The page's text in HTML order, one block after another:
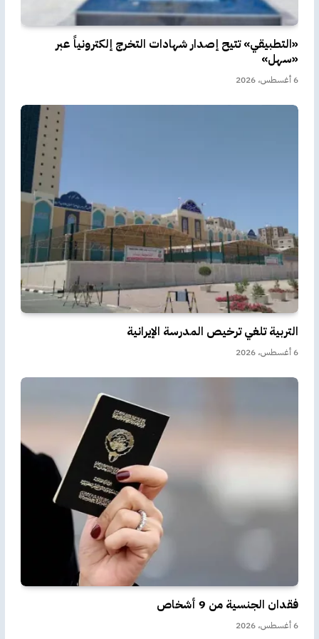
«التطبيقي» تتيح إصدار شهادات التخرج إلكترونياً عبر
«سهل»
6 أغسطس، 2026
التربية تلغي ترخيص المدرسة الإيرانية
6 أغسطس، 2026
فقدان الجنسية من 9 أشخاص
6 أغسطس، 2026